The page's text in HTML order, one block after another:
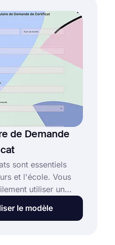
sur le bouton
et de
de Demande
sont essentiels
et l'école. Vous
utiliser un
gratuit comme
vous avez besoin
le modèle